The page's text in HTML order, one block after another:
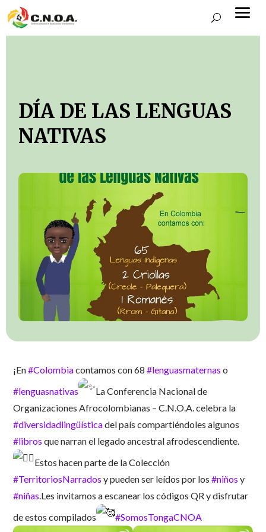
DÍA DE LAS LENGUAS
NATIVAS
¡En#Colombiacontamos con 68#lenguasmaternas o
#lenguasnativas
La Conferencia Nacional de
Organizaciones Afrocolombianas – C.N.O.A. celebra la
#diversidadlingüísticadel país compartiéndoles algunos
#libros que narran el legado ancestral afrodescendiente.
Estos hacen parte de la Colección
#TerritoriosNarrados y pueden ser leídos por los#niños y
#niñas.Les invitamos a escanear los códigos QR y disfrutar
de estos compilados
#SomosTongaCNOA